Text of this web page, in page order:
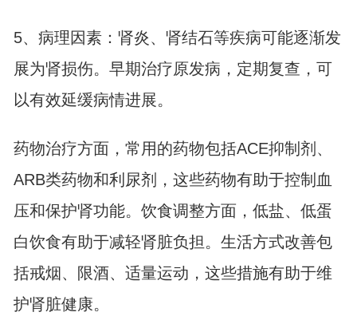
5、病理因素：肾炎、 肾结石等疾病可能逐渐发
展为肾损伤。早期治疗原发病，定期复查，可
以有效延缓病情进展。
药物治疗方面，常用的药物包括ACE抑制剂、
ARB类药物和利尿剂，这些药物有助于控制血
压和保护肾功能。饮食调整方面，低盐、低蛋
白饮食有助于减轻肾脏负担。生活方式改善包
括戒烟、限酒、适量运动，这些措施有助于维
护肾脏健康。